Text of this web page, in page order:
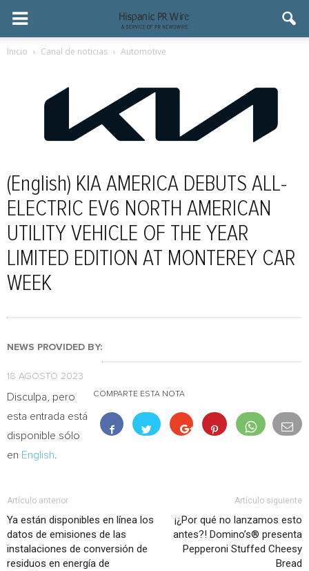
Inicio Canal de noticias Automotive
(English) KIA AMERICA DEBUTS ALL-
ELECTRIC EV6 NORTH AMERICAN
UTILITY VEHICLE OF THE YEAR
LIMITED EDITION AT MONTEREY CAR
WEEK
NEWS PROVIDED BY:
18 AGOSTO 2023
COMPARTE ESTA NOTA
Disculpa, pero
esta entrada está
disponible sólo
en English
Artículo anterior
Ya están disponibles en línea los
datos de emisiones de las
instalaciones de conversión de
residuos en energía de
Artículo siguiente
¡¿Por qué no lanzamos esto
antes?! Domino’s® presenta
Pepperoni Stuffed Cheesy
Bread